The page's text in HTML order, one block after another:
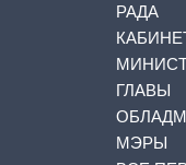
РАДА
ГЛАВЫ
МЭРЫ